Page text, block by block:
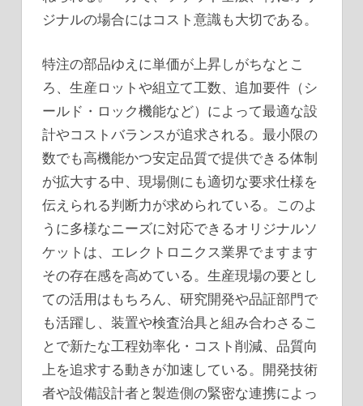
ジナルの場合にはコスト意識も大切である。
特注の部品ゆえに単価が上昇しがちなとこ
ろ、生産ロットや組立て工数、追加要件（シ
ールド・ロック機能など）によって最適な設
計やコストバランスが追求される。最小限の
数でも高機能かつ安定品質で提供できる体制
が拡大する中、現場側にも適切な要求仕様を
伝えられる判断力が求められている。このよ
うに多様なニーズに対応できるオリジナルソ
ケットは、エレクトロニクス業界でますます
その存在感を高めている。生産現場の要とし
ての活用はもちろん、研究開発や品証部門で
も活躍し、装置や検査治具と組み合わさるこ
とで新たな工程効率化・コスト削減、品質向
上を追求する動きが加速している。開発技術
者や設備設計者と製造側の緊密な連携によっ